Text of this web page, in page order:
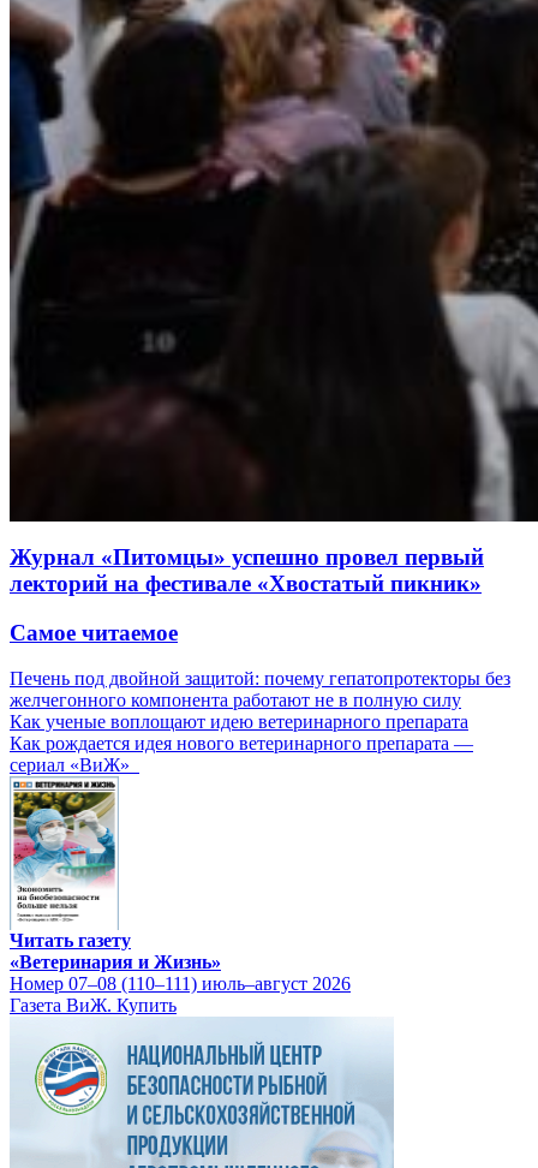
Журнал «Питомцы» успешно провел первый
лекторий на фестивале «Хвостатый пикник»
Самое читаемое
Печень под двойной защитой: почему гепатопротекторы без
желчегонного компонента работают не в полную силу
Как ученые воплощают идею ветеринарного препарата
Как рождается идея нового ветеринарного препарата —
сериал «ВиЖ»
Читать газету
«Ветеринария и Жизнь»
Номер 07–08 (110–111) июль–август 2026
Газета ВиЖ. Купить